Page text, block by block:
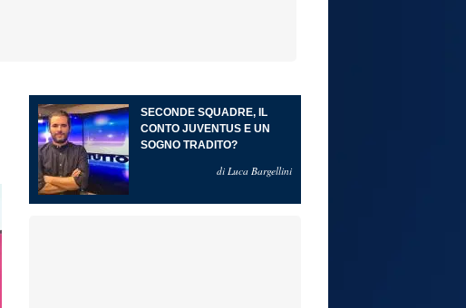
SECONDE SQUADRE, IL
CONTO JUVENTUS E UN
SOGNO TRADITO?
di Luca Bargellini